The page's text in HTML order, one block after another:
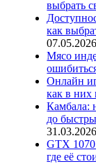
выбрать
как
07.05.2026
Мясо
Онлайн
как в них
Камбала:
до
31.03.2026
GTX 1070
где её